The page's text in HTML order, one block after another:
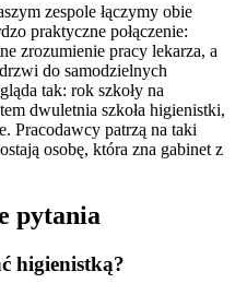
zespole łączymy obie
praktyczne połączenie:
zrozumienie pracy lekarza, a
do samodzielnych
tak: rok szkoły na
dwuletnia szkoła higienistki,
Pracodawcy patrzą na taki
osobę, która zna gabinet z
pytania
higienistką?